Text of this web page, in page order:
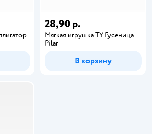
28,90 р.
Мягкая игрушка TY Гусеница
Pilar
В корзину